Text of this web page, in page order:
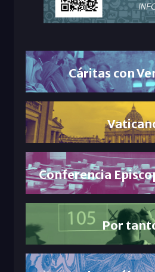
Cáritas con
Conferencia
Por